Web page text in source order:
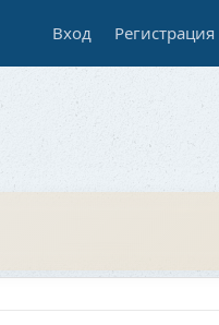
Вход Регистрация